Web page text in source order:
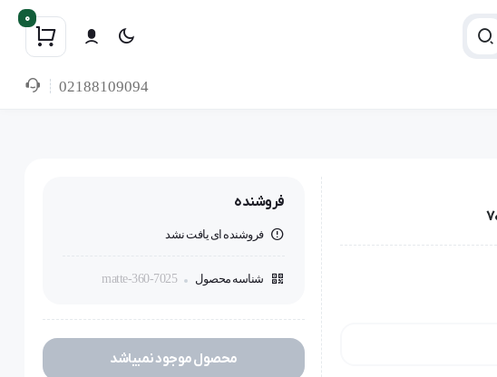
0
02188109094
فروشنده
فروشنده ای یافت نشد
شناسه محصول matte-360-7025
محصول موجود نمیباشد